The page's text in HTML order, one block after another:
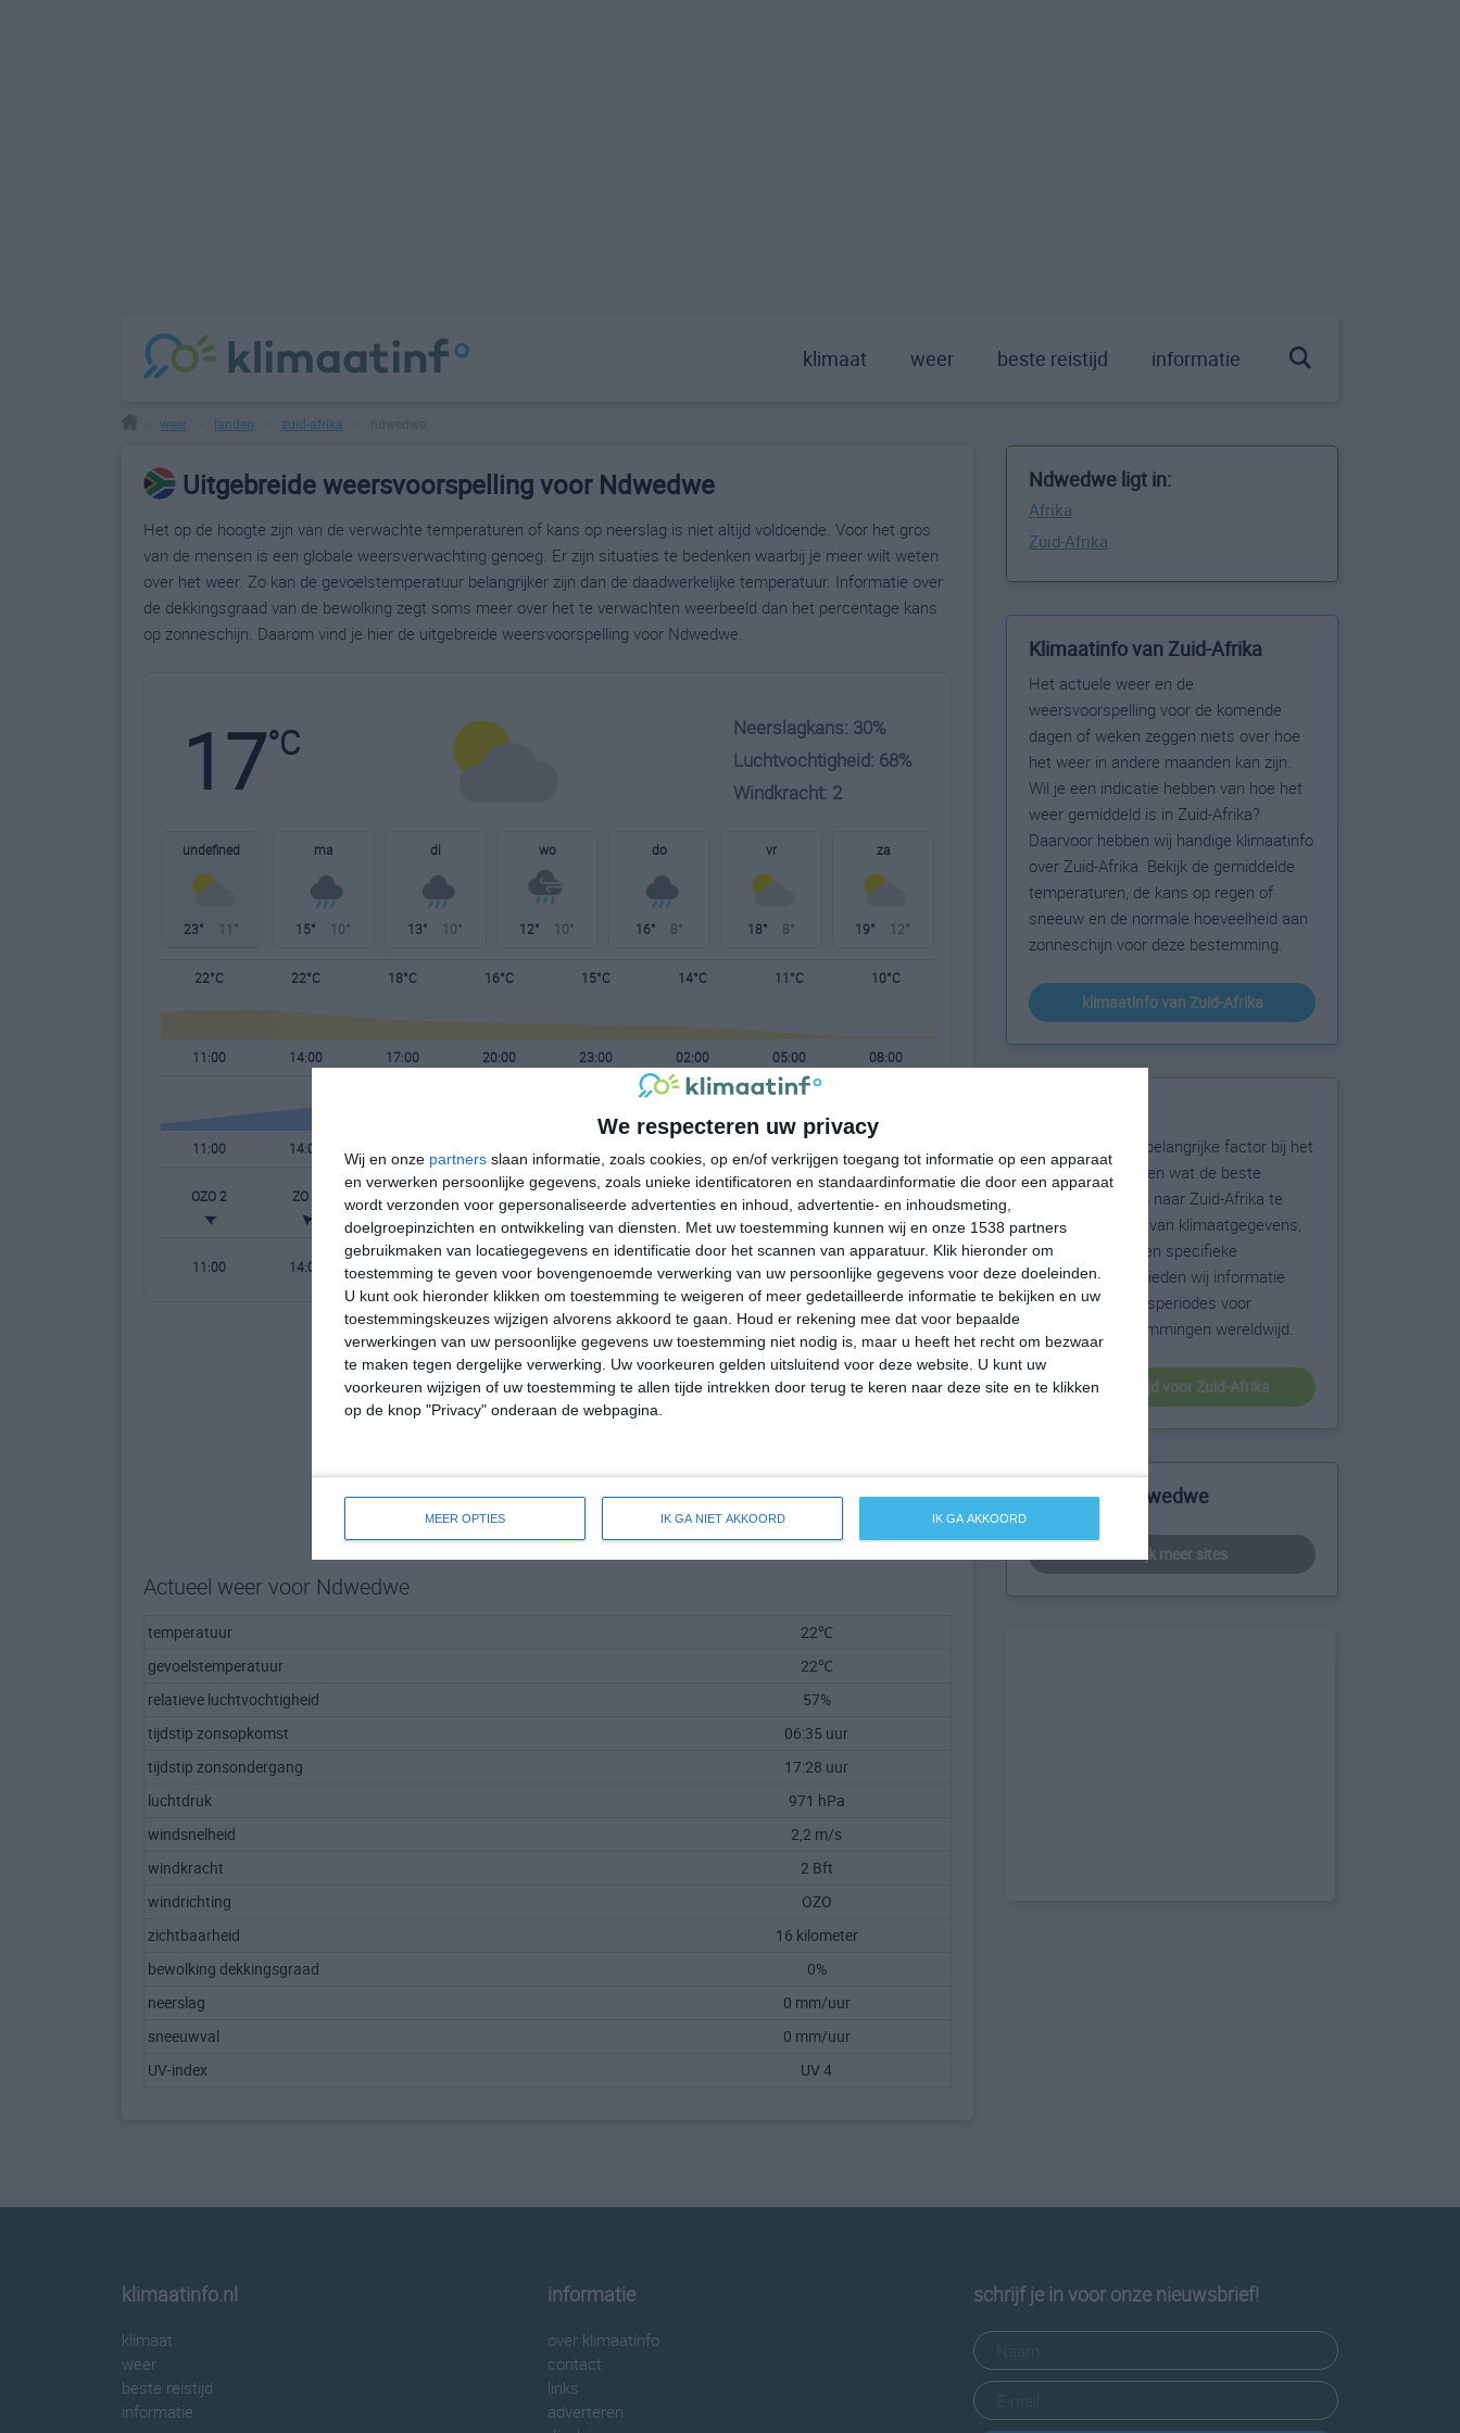
We respecteren uw privacy
Wij en onze partners slaan informatie, zoals cookies, op en/of verkrijgen toegang tot informatie op een apparaat
en verwerken persoonlijke gegevens, zoals unieke identificatoren en standaardinformatie die door een apparaat
wordt verzonden voor gepersonaliseerde advertenties en inhoud, advertentie- en inhoudsmeting,
doelgroepinzichten en ontwikkeling van diensten.
Met uw toestemming kunnen wij en onze 1538 partners
gebruikmaken van locatiegegevens en identificatie door het scannen van apparatuur. Klik hieronder om
toestemming te geven voor bovengenoemde verwerking van uw persoonlijke gegevens voor deze doeleinden.
U kunt ook hieronder klikken om toestemming te weigeren of meer gedetailleerde informatie te bekijken en uw
toestemmingskeuzes wijzigen alvorens akkoord te gaan.
Houd er rekening mee dat voor bepaalde
verwerkingen van uw persoonlijke gegevens uw toestemming niet nodig is, maar u heeft het recht om bezwaar
te maken tegen dergelijke verwerking. Uw voorkeuren gelden uitsluitend voor deze website. U kunt uw
voorkeuren wijzigen of uw toestemming te allen tijde intrekken door terug te keren naar deze site en te klikken
op de knop "Privacy" onderaan de webpagina.
MEER OPTIES IK GA NIET AKKOORD IK GA AKKOORD
klimaat weer beste reistijd informatie
weer landen zuid-afrika
Uitgebreide weersvoorspelling voor Ndwedwe
Het op de hoogte zijn van de verwachte temperaturen of kans op neerslag is niet altijd voldoende. Voor het gros
van de mensen is een globale weersverwachting genoeg. Er zijn situaties te bedenken waarbij je meer wilt weten
over het weer. Zo kan de gevoelstemperatuur belangrijker zijn dan de daadwerkelijke temperatuur. Informatie over
de dekkingsgraad van de bewolking zegt soms meer over het te verwachten weerbeeld dan het percentage kans
op zonneschijn. Daarom vind je hier de uitgebreide weersvoorspelling voor Ndwedwe.
17°C
Neerslagkans: 30%
Luchtvochtigheid: 68%
Windkracht: 2
undefined
23° 11°
ma
15° 10°
di
13° 10°
wo
12° 10°
do
16° 8°
vr
18° 8°
za
19° 12°
22°C 22°C 18°C 16°C 15°C 14°C 11°C 10°C
11:00 14:00 17:00 20:00 23:00 02:00 05:00 08:00
11:00 14:00
OZO 2 ZO 3 ZZW 3 ZZW 3 ZW 4 ZW 4 WZW 4
11:00 14:00 17:00 02:00
Actueel weer voor Ndwedwe
temperatuur
22℃
gevoelstemperatuur
22℃
relatieve luchtvochtigheid
57%
tijdstip zonsopkomst
06:35 uur
tijdstip zonsondergang
17:28 uur
luchtdruk
971 hPa
windsnelheid
2,2 m/s
windkracht
2 Bft
windrichting
OZO
zichtbaarheid
16 kilometer
bewolking dekkingsgraad
0%
neerslag
0 mm/uur
sneeuwval
0 mm/uur
UV-index
UV 4
Ndwedwe ligt in:
Afrika
Zuid-Afrika
Klimaatinfo van Zuid-Afrika
Het actuele weer en de
weersvoorspelling voor de komende
dagen of weken zeggen niets over hoe
het weer in andere maanden kan zijn.
Wil je een indicatie hebben van hoe het
weer gemiddeld is in Zuid-Afrika?
Daarvoor hebben wij handige klimaatinfo
over Zuid-Afrika. Bekijk de gemiddelde
temperaturen, de kans op regen of
sneeuw en de normale hoeveelheid aan
zonneschijn voor deze bestemming.
klimaatinfo van Zuid-Afrika
Het weer is een belangrijke factor bij het
reizen. Wil je weten wat de beste
maanden zijn om naar Zuid-Afrika te
reizen? Op basis van klimaatgegevens,
weersextremen en specifieke
weerinformatie bieden wij informatie
over de beste reisperiodes voor
duizenden bestemmingen wereldwijd.
beste reistijd voor Zuid-Afrika
Meer over Ndwedwe
bekijk meer sites
klimaatinfo.nl
klimaat
weer
beste reistijd
informatie
informatie
over klimaatinfo
contact
links
adverteren
schrijf je in voor onze nieuwsbrief!